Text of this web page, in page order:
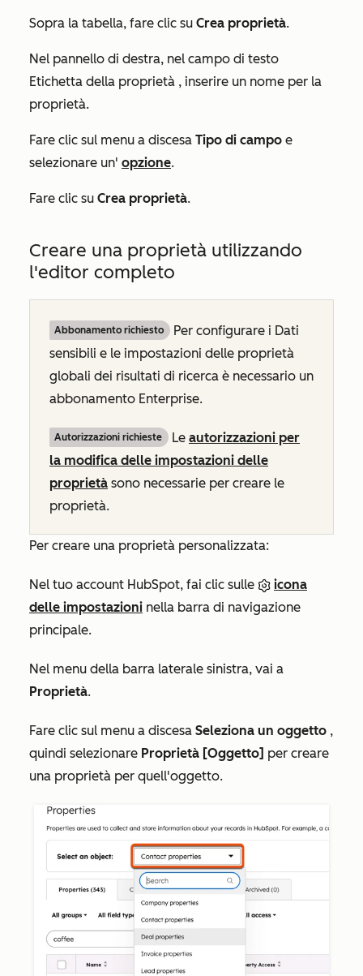
Sopra la tabella, fare clic su Crea proprietà.
Nel pannello di destra, nel campo di testo
Etichetta della proprietà , inserire un nome per la
proprietà.
Fare clic sul menu a discesa Tipo di campo e
selezionare un' opzione.
Fare clic su Crea proprietà.
Creare una proprietà utilizzando
l'editor completo
Abbonamento richiesto
Per configurare i Dati
sensibili e le impostazioni delle proprietà
globali dei risultati di ricerca è necessario un
abbonamento Enterprise.
Autorizzazioni richieste Le autorizzazioni per
la modifica delle impostazioni delle
proprietà sono necessarie per creare le
proprietà.
Per creare una proprietà personalizzata:
Nel tuo account HubSpot, fai clic sulle
icona
delle impostazioni nella barra di navigazione
principale.
Nel menu della barra laterale sinistra, vai a
Proprietà.
Fare clic sul menu a discesa Seleziona un oggetto ,
quindi selezionare Proprietà [Oggetto] per creare
una proprietà per quell'oggetto.